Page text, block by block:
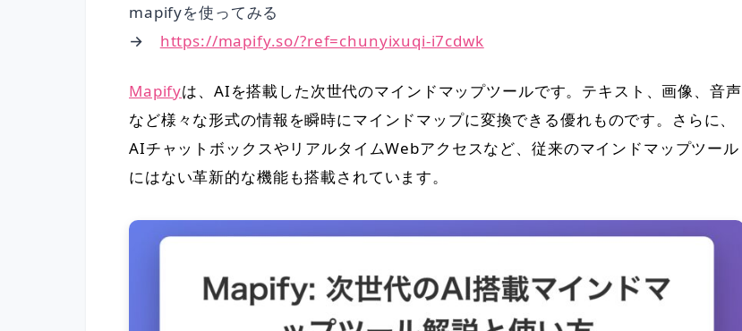
mapifyを使ってみる
→ https://mapify.so/?ref=chunyixuqi-i7cdwk
Mapifyは、AIを搭載した次世代のマインドマップツールです。テキスト、画像、音声
など様々な形式の情報を瞬時にマインドマップに変換できる優れものです。さらに、
AIチャットボックスやリアルタイムWebアクセスなど、従来のマインドマップツール
にはない革新的な機能も搭載されています。